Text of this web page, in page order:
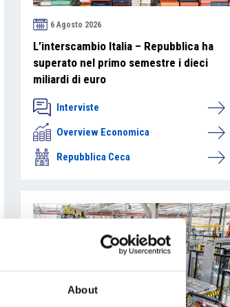
About
6 Agosto 2026
L’interscambio Italia – Repubblica ha
superato nel primo semestre i dieci
miliardi di euro
Interviste
Overview Economica
Repubblica Ceca